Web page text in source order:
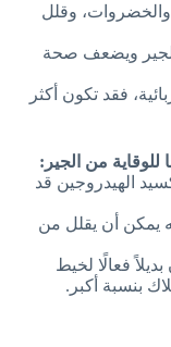
والخضروات، وقلل
الجير ويضعف صحة
فقد تكون أكثر
من الجير:
الهيدروجين قد
يمكن أن يقلل من
فعالًا لخيط
بنسبة أكبر.